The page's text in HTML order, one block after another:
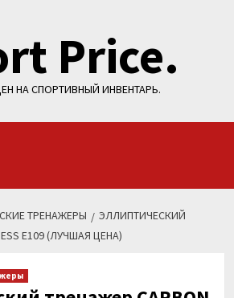
Price.
НА СПОРТИВНЫЙ ИНВЕНТАРЬ.
ТРЕНАЖЕРЫ
ЭЛЛИПТИЧЕСКИЙ
E109 (ЛУЧШАЯ ЦЕНА)